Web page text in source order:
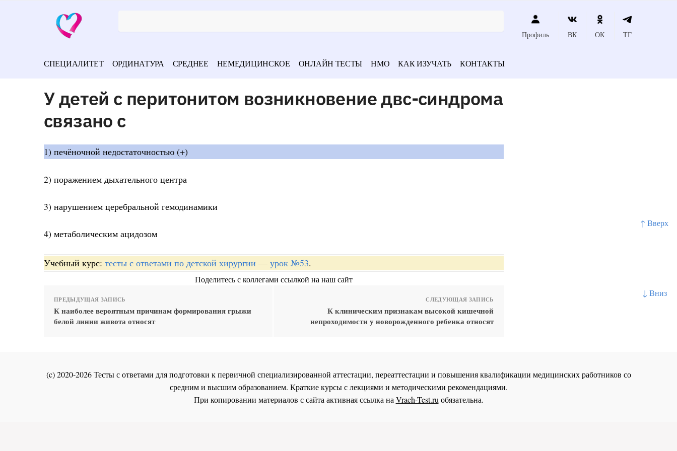
↑ Вверх
↓ Вниз
Профиль ВК ОК ТГ
СПЕЦИАЛИТЕТ ОРДИНАТУРА СРЕДНЕЕ НЕМЕДИЦИНСКОЕ ОНЛАЙН ТЕСТЫ НМО КАК ИЗУЧАТЬ КОНТАКТЫ
У детей с перитонитом возникновение двс-синдрома
связано с
1) печёночной недостаточностью (+)
2) поражением дыхательного центра
3) нарушением церебральной гемодинамики
4) метаболическим ацидозом
Учебный курс: тесты с ответами по детской хирургии — урок №53.
Поделитесь с коллегами ссылкой на наш сайт
ПРЕДЫДУЩАЯ ЗАПИСЬ
К наиболее вероятным причинам формирования грыжи
белой линии живота относят
СЛЕДУЮЩАЯ ЗАПИСЬ
К клиническим признакам высокой кишечной
непроходимости у новорожденного ребенка относят
(c) 2020-2026 Тесты с ответами для подготовки к первичной специализированной аттестации, переаттестации и повышения квалификации медицинских работников со
средним и высшим образованием. Краткие курсы с лекциями и методическими рекомендациями.
При копировании материалов с сайта активная ссылка на Vrach-Test.ru обязательна.